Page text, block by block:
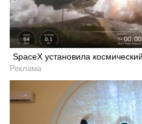
SpaceX установила
Реклама